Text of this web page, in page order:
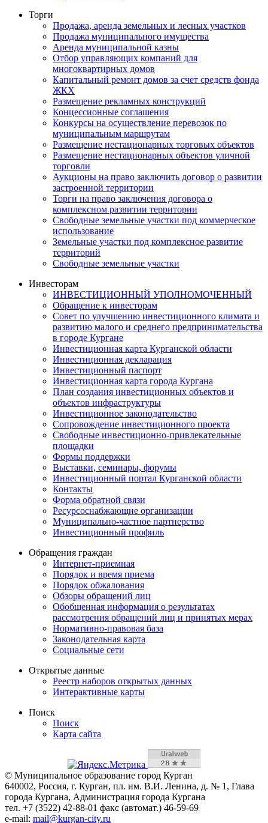
Торги
Продажа, аренда земельных и лесных участков
Продажа муниципального имущества
Аренда муниципальной казны
Отбор управляющих компаний для
многоквартирных домов
Капитальный ремонт домов за счет средств фонда
ЖКХ
Размещение рекламных конструкций
Концессионные соглашения
Конкурсы на осуществление перевозок по
муниципальным маршрутам
Размещение нестационарных торговых объектов
Размещение нестационарных объектов уличной
торговли
Аукционы на право заключить договор о развитии
застроенной территории
Торги на право заключения договора о
комплексном развитии территории
Свободные земельные участки под коммерческое
использование
Земельные участки под комплексное развитие
территорий
Свободные земельные участки
Инвесторам
ИНВЕСТИЦИОННЫЙ УПОЛНОМОЧЕННЫЙ
Обращение к инвесторам
Совет по улучшению инвестиционного климата и
развитию малого и среднего предпринимательства
в городе Кургане
Инвестиционная карта Курганской области
Инвестиционная декларация
Инвестиционный паспорт
Инвестиционная карта города Кургана
План создания инвестиционных объектов и
объектов инфраструктуры
Инвестиционное законодательство
Сопровождение инвестиционного проекта
Свободные инвестиционно-привлекательные
площадки
Формы поддержки
Выставки, семинары, форумы
Инвестиционный портал Курганской области
Контакты
Форма обратной связи
Ресурсоснабжающие организации
Муниципально-частное партнерство
Инвестиционный профиль
Обращения граждан
Интернет-приемная
Порядок и время приема
Порядок обжалования
Обзоры обращений лиц
Обобщенная информация о результатах
рассмотрения обращений лиц и принятых мерах
Нормативно-правовая база
Законодательная карта
Социальные сети
Открытые данные
Реестр наборов открытых данных
Интерактивные карты
Поиск
Поиск
Карта сайта
© Муниципальное образование город Курган
640002, Россия, г. Курган, пл. им. В.И. Ленина, д. № 1, Глава
города Кургана, Администрация города Кургана
тел. +7 (3522) 42-88-01 факс (автомат.) 46-59-69
e-mail: mail@kurgan-city.ru